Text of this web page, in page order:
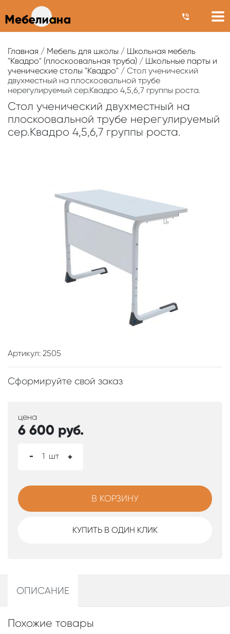
Главная / Мебель для школы / Школьная мебель
"Квадро" (плоскоовальная труба) / Школьные парты и
ученические столы "Квадро" / Стол ученический
двухместный на плоскоовальной трубе
нерегулируемый сер.Квадро 4,5,6,7 группы роста.
Стол ученический двухместный на
плоскоовальной трубе нерегулируемый
сер.Квадро 4,5,6,7 группы роста.
Артикул: 2505
Сформируйте свой заказ
цена
6 600 руб.
- 1 шт +
В КОРЗИНУ
КУПИТЬ В ОДИН КЛИК
ОПИСАНИЕ
Похожие товары